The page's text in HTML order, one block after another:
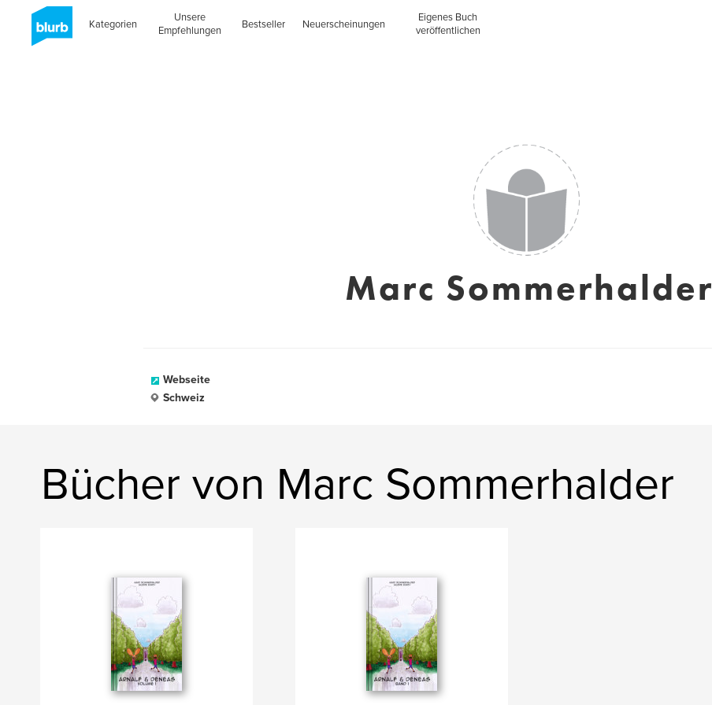
Kategorien
Unsere
Empfehlungen
Bestseller Neuerscheinungen
Eigenes Buch
veröffentlichen
Marc Sommerhalder
Webseite
Schweiz
Bücher von Marc Sommerhalder